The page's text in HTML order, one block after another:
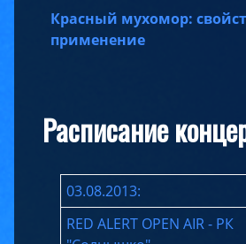
Красный мухомор:
применение
Расписание
03.08.2013:
RED ALERT OPEN AIR - РК